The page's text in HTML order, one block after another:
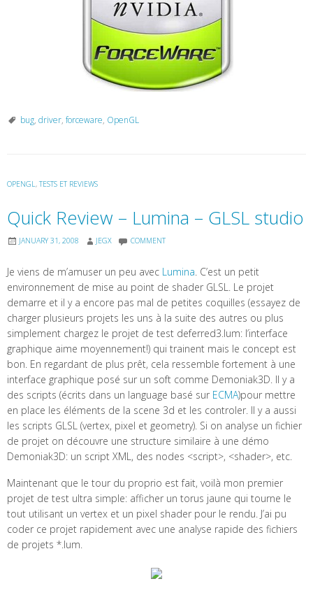
bug, driver, forceware, OpenGL
OPENGL, TESTS ET REVIEWS
Quick Review – Lumina – GLSL studio
JANUARY 31, 2008 JEGX COMMENT
Je viens de m’amuser un peu avec Lumina. C’est un petit
environnement de mise au point de shader GLSL. Le projet
demarre et il y a encore pas mal de petites coquilles (essayez de
charger plusieurs projets les uns à la suite des autres ou plus
simplement chargez le projet de test deferred3.lum: l’interface
graphique aime moyennement!) qui trainent mais le concept est
bon. En regardant de plus prêt, cela ressemble fortement à une
interface graphique posé sur un soft comme Demoniak3D. Il y a
des scripts (écrits dans un language basé sur ECMA)pour mettre
en place les éléments de la scene 3d et les controler. Il y a aussi
les scripts GLSL (vertex, pixel et geometry). Si on analyse un fichier
de projet on découvre une structure similaire à une démo
Demoniak3D: un script XML, des nodes <script>, <shader>, etc.
Maintenant que le tour du proprio est fait, voilà mon premier
projet de test ultra simple: afficher un torus jaune qui tourne le
tout utilisant un vertex et un pixel shader pour le rendu. J’ai pu
coder ce projet rapidement avec une analyse rapide des fichiers
de projets *.lum.